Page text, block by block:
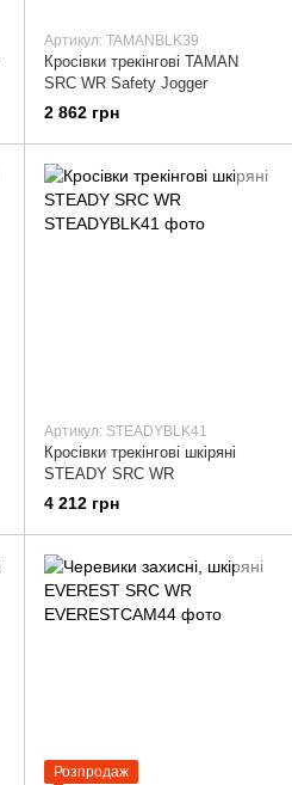
Артикул: TAMANBLK39
Кросівки трекінгові TAMAN
SRC WR Safety Jogger
2 862 грн
Артикул: STEADYBLK41
Кросівки трекінгові шкіряні
STEADY SRC WR
4 212 грн
Розпродаж